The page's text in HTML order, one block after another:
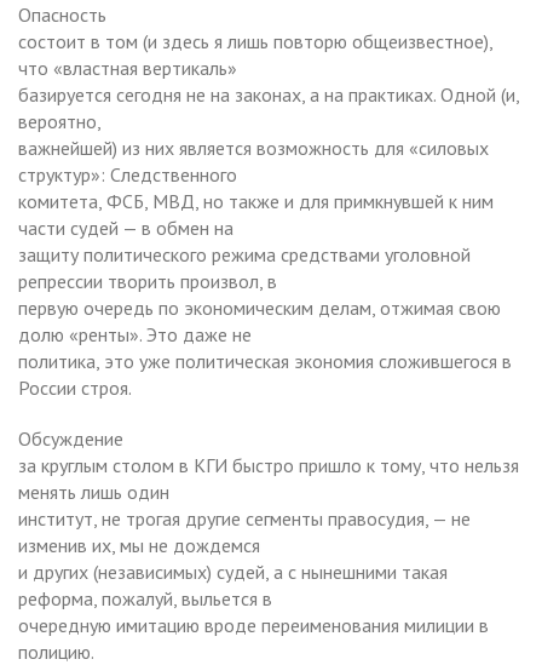
Опасность
состоит в том (и здесь я лишь повторю общеизвестное),
что «властная вертикаль»
базируется сегодня не на законах, а на практиках. Одной (и,
вероятно,
важнейшей) из них является возможность для «силовых
структур»: Следственного
комитета, ФСБ, МВД, но также и для примкнувшей к ним
части судей — в обмен на
защиту политического режима средствами уголовной
репрессии творить произвол, в
первую очередь по экономическим делам, отжимая свою
долю «ренты». Это даже не
политика, это уже политическая экономия сложившегося в
России строя.
Обсуждение
за круглым столом в КГИ быстро пришло к тому, что нельзя
менять лишь один
институт, не трогая другие сегменты правосудия, — не
изменив их, мы не дождемся
и других (независимых) судей, а с нынешними такая
реформа, пожалуй, выльется в
очередную имитацию вроде переименования милиции в
полицию.